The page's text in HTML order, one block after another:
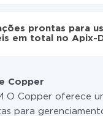
apenas pela
transferida de um
pago, se necessário.
.
prontas para
em total no Apix-
Copper
O Copper oferece
para